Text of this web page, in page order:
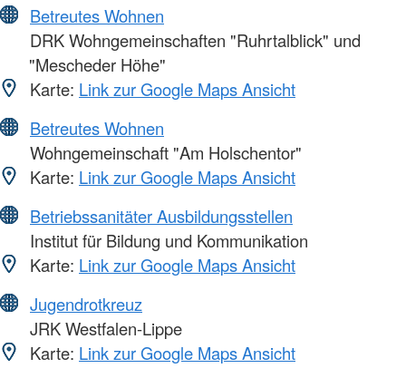
Betreutes Wohnen
DRK Wohngemeinschaften "Ruhrtalblick" und
"Mescheder Höhe"
Karte: Link zur Google Maps Ansicht
Betreutes Wohnen
Wohngemeinschaft "Am Holschentor"
Karte: Link zur Google Maps Ansicht
Betriebssanitäter Ausbildungsstellen
Institut für Bildung und Kommunikation
Karte: Link zur Google Maps Ansicht
Jugendrotkreuz
JRK Westfalen-Lippe
Karte: Link zur Google Maps Ansicht